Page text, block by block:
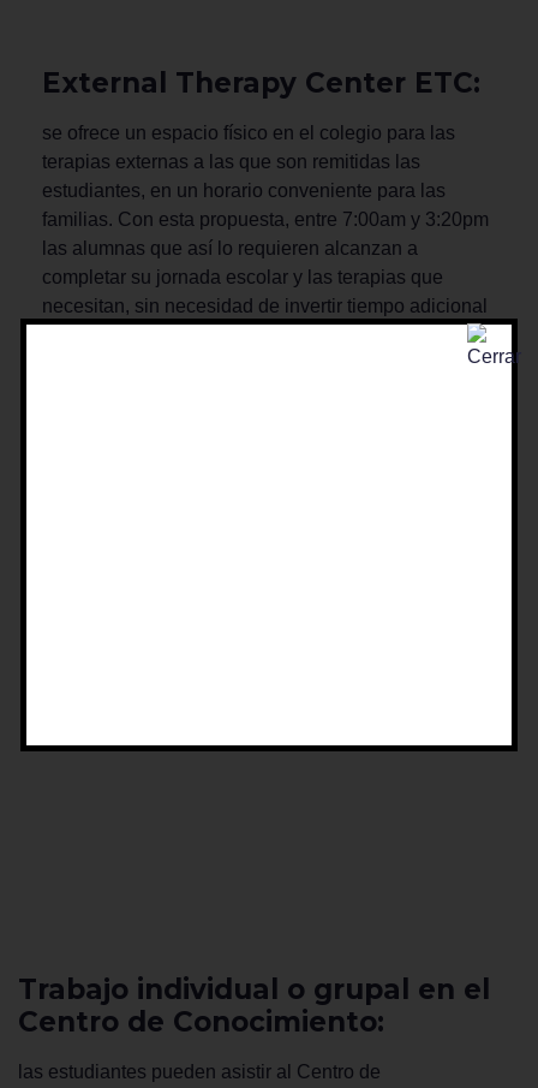
External Therapy Center ETC:
se ofrece un espacio físico en el colegio para las
terapias externas a las que son remitidas las
estudiantes, en un horario conveniente para las
familias. Con esta propuesta, entre 7:00am y 3:20pm
las alumnas que así lo requieren alcanzan a
completar su jornada escolar y las terapias que
necesitan, sin necesidad de invertir tiempo adicional
en desplazamientos a consultorios particulares en las
tardes. El colegio provee en este horario salones y
Trabajo individual o grupal en el
Centro de Conocimiento:
las estudiantes pueden asistir al Centro de